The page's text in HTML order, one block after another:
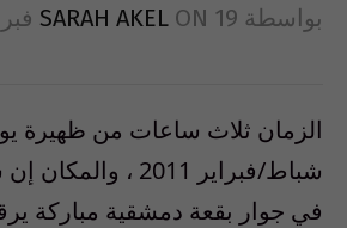
بواسطة SARAH AKEL ON 19 فبراير 2011
شباط/فبراير 2011 ،
في جوار بقعة دمشقية مباركة